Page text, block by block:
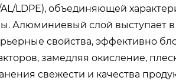
LDPE), объединяющей
Алюминиевый слой выступает
свойства, эффективно
замедляя окисление,
свежести и качества